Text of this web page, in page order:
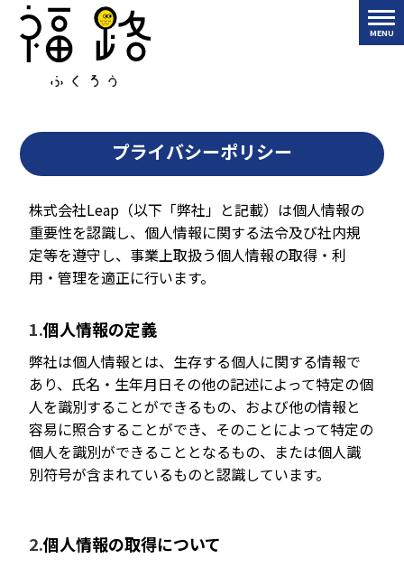
プライバシーポリシー
株式会社Leap（以下「弊社」と記載）は個人情報の
重要性を認識し、個人情報に関する法令及び社内規
定等を遵守し、事業上取扱う個人情報の取得・利
用・管理を適正に行います。
個人情報の定義
弊社は個人情報とは、生存する個人に関する情報で
あり、氏名・生年月日その他の記述によって特定の個
人を識別することができるもの、および他の情報と
容易に照合することができ、そのことによって特定の
個人を識別ができることとなるもの、または個人識
別符号が含まれているものと認識しています。
個人情報の取得について